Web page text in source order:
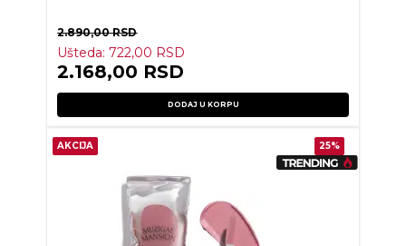
2.890,00RSD
Ušteda:722,00 RSD
2.168,00 RSD
DODAJ U KORPU
AKCIJA 25%